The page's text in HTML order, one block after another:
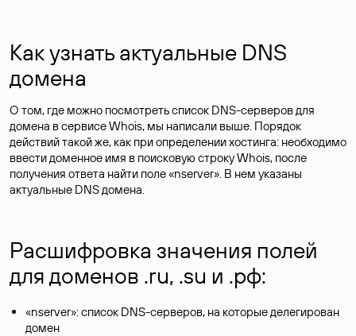
Как узнать актуальные DNS
домена
О том, где можно посмотреть список DNS-серверов для
домена в сервисе Whois, мы написали выше. Порядок
действий такой же, как при определении хостинга: необходимо
ввести доменное имя в поисковую строку Whois, после
получения ответа найти поле «nserver». В нем указаны
актуальные DNS домена.
Расшифровка значения полей
для доменов .ru, .su и .рф:
«nserver»: список DNS-серверов, на которые делегирован
домен